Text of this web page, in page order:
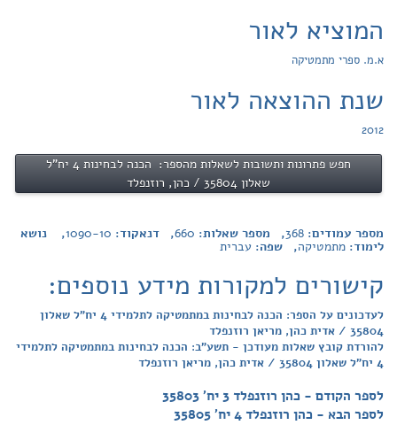
המוציא לאור
א.מ. ספרי מתמטיקה
שנת ההוצאה לאור
2012
חפש פתרונות ותשובות לשאלות מהספר: הכנה לבחינות 4 יח"ל
שאלון 35804 / כהן, רוזנפלד
מספר עמודים: 368, מספר שאלות: 660, דנאקוד: 1090-10, נושא
לימוד: מתמטיקה, שפה: עברית
קישורים למקורות מידע נוספים:
לעדכונים על הספר: הכנה לבחינות במתמטיקה לתלמידי 4 יח"ל שאלון
35804 / אדית כהן, מריאן רוזנפלד
להורדת קובץ שאלות מעודכן - תשע"ב: הכנה לבחינות במתמטיקה לתלמידי
4 יח"ל שאלון 35804 / אדית כהן, מריאן רוזנפלד
לספר הקודם - כהן רוזנפלד 3 יח' 35803
לספר הבא - כהן רוזנפלד 4 יח' 35805